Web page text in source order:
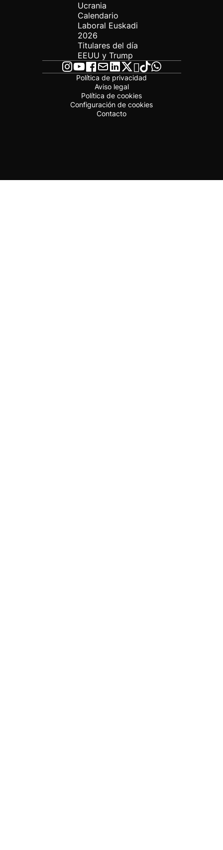
Ucrania
Calendario
Laboral Euskadi
2026
Titulares del día
EEUU y Trump
Política de privacidad
Aviso legal
Política de cookies
Configuración de cookies
Contacto